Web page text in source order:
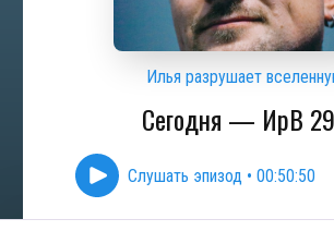
Илья разрушает
Сегодня — ИрВ
Слушать эпизод • 00:50:50